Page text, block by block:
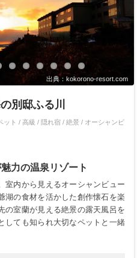
出典：kokorono-resort.com
別邸ふる川
ット / 高級 / 隠れ宿 / 絶景 / オーシャンビ
力の温泉リゾート
室内から見えるオーシャンビュー
湖の食材を活かした創作懐石を楽
の室蘭が見える絶景の露天風呂を
しても知られ大切なペットと一緒